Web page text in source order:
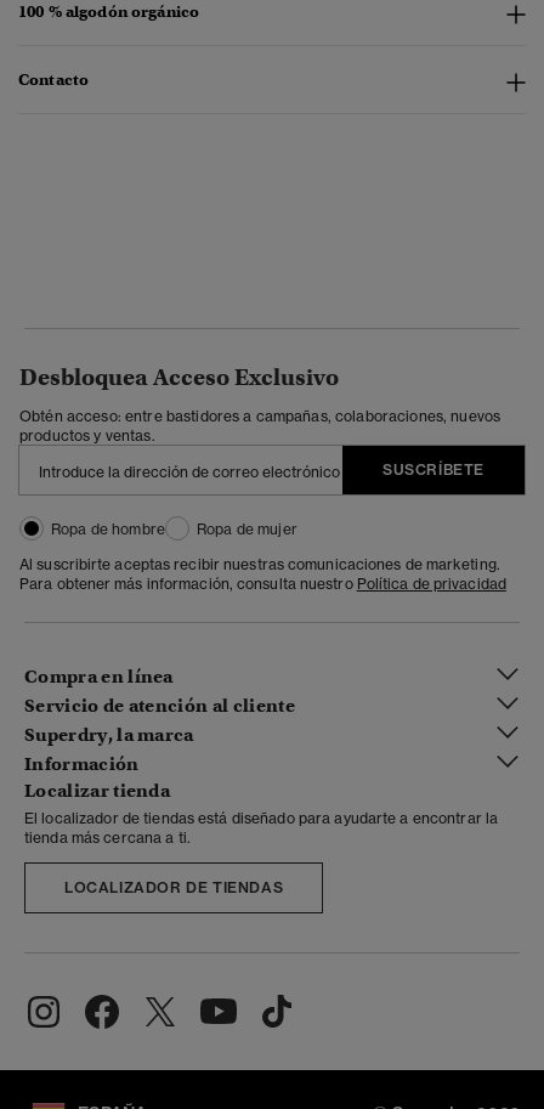
100 % algodón orgánico
Contacto
Desbloquea Acceso Exclusivo
Obtén acceso: entre bastidores a campañas, colaboraciones, nuevos
productos y ventas.
SUSCRÍBETE
Ropa de hombre
Ropa de mujer
Al suscribirte aceptas recibir nuestras comunicaciones de marketing.
Para obtener más información, consulta nuestro Política de privacidad
Compra en línea
Servicio de atención al cliente
Superdry, la marca
Información
Localizar tienda
El localizador de tiendas está diseñado para ayudarte a encontrar la
tienda más cercana a ti.
LOCALIZADOR DE TIENDAS